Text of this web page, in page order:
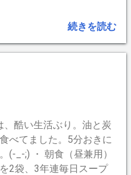
刻が遅いほど脂肪を蓄積
も体に良いのですが、逆
です。偏らない、同じ物
なります。 〇〇だけの
レよりも有酸素運動が
年7月7日 追記 成長ホ
われていますが。体内時
必ずしも時計のタイミン
っても病気になるのなら
力で頑張るしかないので
主でない限り皆同じ。
やるべきことをやってな
。 どうせやることが同
いたほうが、急にお金が
を失ったりしなくて済む
すよね。 面倒くさがり
続きを読む
酷い生活ぶり。油と炭
べてました。5分おきに
(-_-;) ・ 朝食（昼兼用）
2袋、3年連毎日スープ